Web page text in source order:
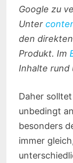
Google zu
Unter
den
Produkt. Im
Inhalte rund
Daher
unbedingt
besonders
immer